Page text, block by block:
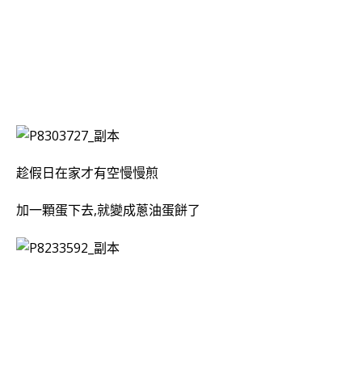
趁假日在家才有空慢慢煎
加一顆蛋下去,就變成蔥油蛋餅了